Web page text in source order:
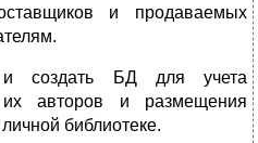
и продаваемых
и создать БД для учета
их авторов и размещения
библиотеке.